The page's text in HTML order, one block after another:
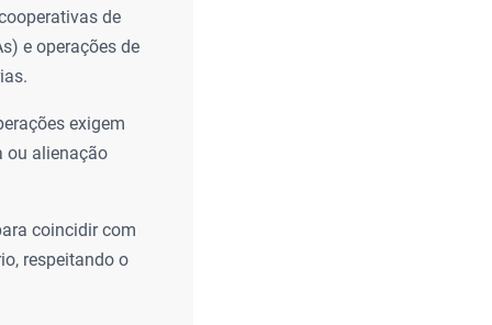
de
e operações de
exigem
ou alienação
coincidir com
respeitando o